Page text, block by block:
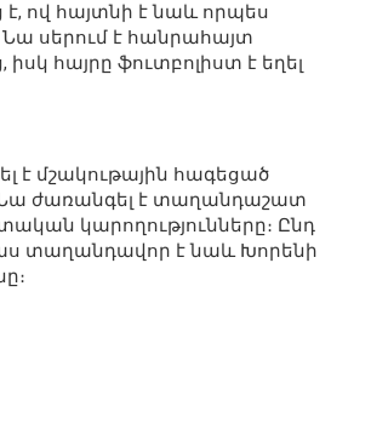
ով հայտնի է նաև որպես
սերում է հանրահայտ
հայրը ֆուտբոլիստ է եղել
է մշակութային հագեցած
Նա ժառանգել է տաղանդաշատ
կարողությունները։ Ընդ
տաղանդավոր է նաև Խորենի